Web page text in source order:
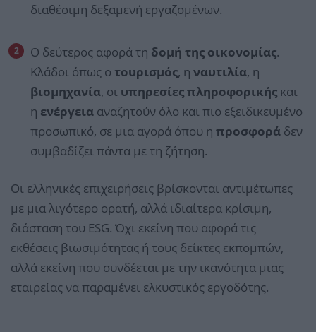
διαθέσιμη δεξαμενή εργαζομένων.
Ο δεύτερος αφορά τη δομή της οικονομίας.
Κλάδοι όπως ο τουρισμός, η ναυτιλία, η
βιομηχανία, οι υπηρεσίες πληροφορικής και
η ενέργεια αναζητούν όλο και πιο εξειδικευμένο
προσωπικό, σε μια αγορά όπου η προσφορά δεν
συμβαδίζει πάντα με τη ζήτηση.
Οι ελληνικές επιχειρήσεις βρίσκονται αντιμέτωπες
με μια λιγότερο ορατή, αλλά ιδιαίτερα κρίσιμη,
διάσταση του ESG. Όχι εκείνη που αφορά τις
εκθέσεις βιωσιμότητας ή τους δείκτες εκπομπών,
αλλά εκείνη που συνδέεται με την ικανότητα μιας
εταιρείας να παραμένει ελκυστικός εργοδότης.